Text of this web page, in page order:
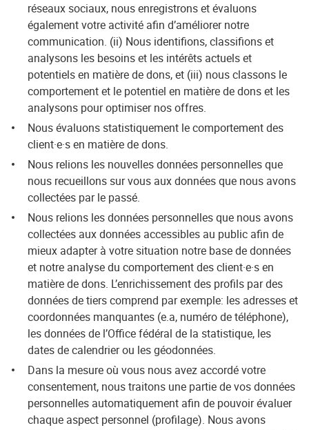
réseaux sociaux, nous enregistrons et évaluons
également votre activité afin d’améliorer notre
communication. (ii) Nous identifions, classifions et
analysons les besoins et les intérêts actuels et
potentiels en matière de dons, et (iii) nous classons le
comportement et le potentiel en matière de dons et les
analysons pour optimiser nos offres.
Nous évaluons statistiquement le comportement des
client·e·s en matière de dons.
Nous relions les nouvelles données personnelles que
nous recueillons sur vous aux données que nous avons
collectées par le passé.
Nous relions les données personnelles que nous avons
collectées aux données accessibles au public afin de
mieux adapter à votre situation notre base de données
et notre analyse du comportement des client·e·s en
matière de dons. L’enrichissement des profils par des
données de tiers comprend par exemple: les adresses et
coordonnées manquantes (e.a, numéro de téléphone),
les données de l’Office fédéral de la statistique, les
dates de calendrier ou les géodonnées.
Dans la mesure où vous nous avez accordé votre
consentement, nous traitons une partie de vos données
personnelles automatiquement afin de pouvoir évaluer
chaque aspect personnel (profilage). Nous avons